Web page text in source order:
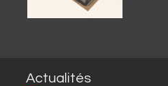
Actualités